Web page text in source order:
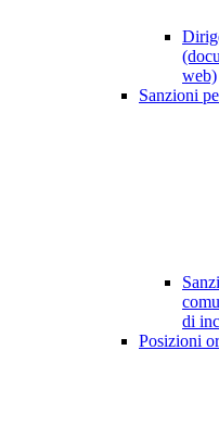
web)
Sanzioni
di
Posizioni